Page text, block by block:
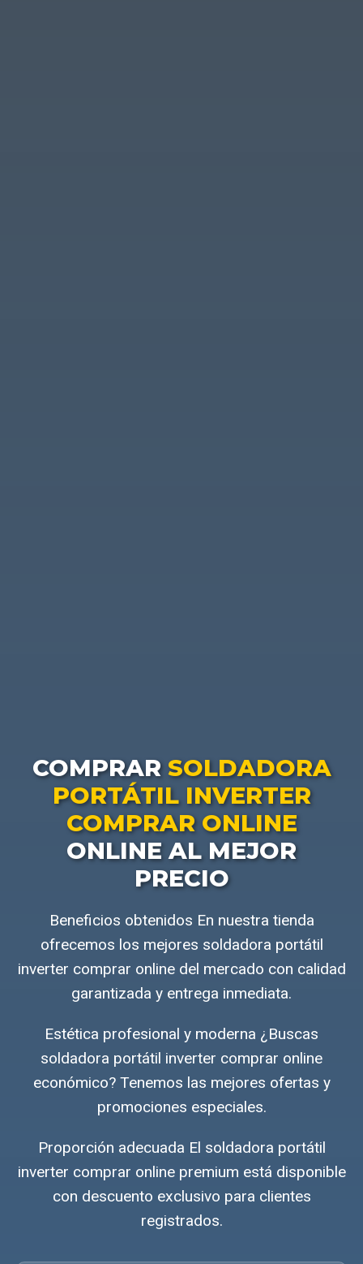
COMPRAR SOLDADORA
PORTÁTIL INVERTER
COMPRAR ONLINE
ONLINE AL MEJOR
PRECIO
Beneficios obtenidos En nuestra tienda
ofrecemos los mejores soldadora portátil
inverter comprar online del mercado con calidad
garantizada y entrega inmediata.
Estética profesional y moderna ¿Buscas
soldadora portátil inverter comprar online
económico? Tenemos las mejores ofertas y
promociones especiales.
Proporción adecuada El soldadora portátil
inverter comprar online premium está disponible
con descuento exclusivo para clientes
registrados.